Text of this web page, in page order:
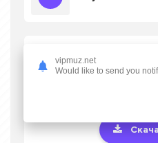
Скачать песню Г-
Уақытша әлемв mp3
vipmuz.net
Would like to send you